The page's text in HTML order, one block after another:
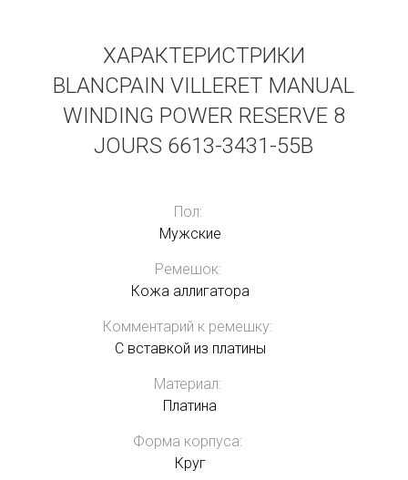
ХАРАКТЕРИСТРИКИ
BLANCPAIN VILLERET MANUAL
WINDING POWER RESERVE 8
JOURS 6613-3431-55B
Пол:
Мужские
Ремешок:
Кожа аллигатора
Комментарий к ремешку:
С вставкой из платины
Материал:
Платина
Форма корпуса:
Круг